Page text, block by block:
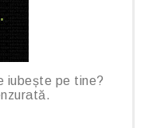
iubește pe tine?